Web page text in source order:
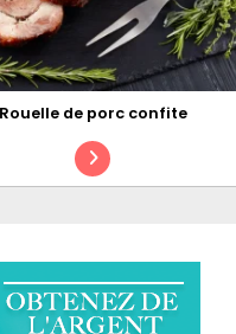
Rouelle de porc confite